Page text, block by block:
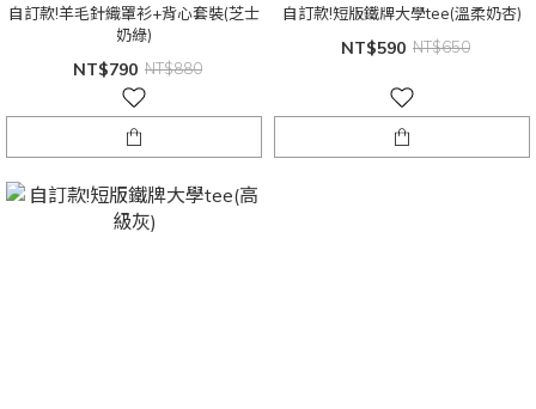
自訂款!羊毛針織罩衫+背心套裝(芝士
奶綠)
NT$790 NT$880
自訂款!短版鐵牌大學tee(溫柔奶杏)
NT$590 NT$650